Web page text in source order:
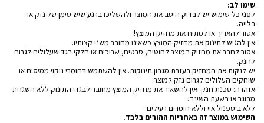
שימו לב:
לפני כל שימוש יש לבדוק היטב את המוצר ולהשליכו ברגע שיש סימן של נזק או
בלייה.
אסור להאריך או למתוח את מחזיק המוצץ!
אין להגיש לתינוק את מחזיק המוצץ כשאינו מחובר משני קצותיו.
אסור לחבר את מחזיק המוצר לחוטים, סרטים, שרוכים או חלקי בגד שעלולים לגרום
לחנק.
יש לנקות את המחזיק בעזרת מגבון תינוקות. אין להשתמש בחומרי ניקוי ממיסים או
שוחקים העלולים לגרום נזק למוצר.
אזהרה: סכנת חנק! אין להשאיר את מחזיק המוצץ מחובר לבגדי התינוק ללא השגחת
מבוגר או בשעת השינה.
ללא ביספנול איי וללא חומרים רעילים.
השימוש במוצר זה באחריות ההורים בלבד.